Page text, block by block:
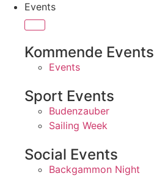
Events
Kommende Events
Events
Sport Events
Budenzauber
Sailing Week
Social Events
Backgammon Night